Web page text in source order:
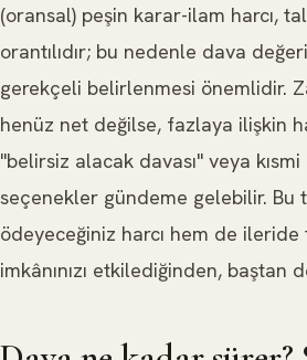
(oransal) peşin karar-ilam harcı,
orantılıdır; bu nedenle dava
gerekçeli belirlenmesi önemlidir.
henüz net değilse, fazlaya ilişkin
"belirsiz alacak davası" veya
seçenekler gündeme gelebilir. Bu
ödeyeceğiniz harcı hem de ileride
imkânınızı etkilediğinden, baştan